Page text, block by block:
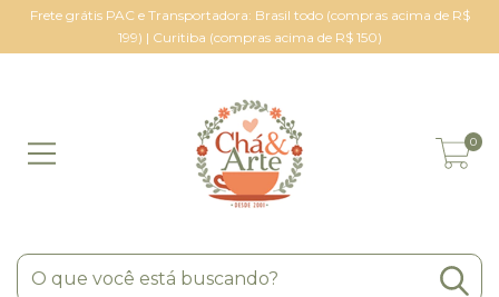
Frete grátis PAC e Transportadora: Brasil todo (compras acima de R$
199) | Curitiba (compras acima de R$ 150)
0